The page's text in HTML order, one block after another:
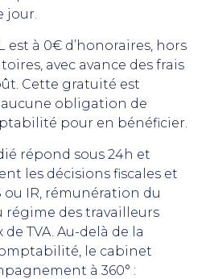
jour.
est à 0€ d’honoraires, hors
avec avance des frais
Cette gratuité est
obligation de
pour en bénéficier.
répond sous 24h et
les décisions fiscales et
ou IR, rémunération du
régime des travailleurs
TVA. Au-delà de la
le cabinet
à 360° :